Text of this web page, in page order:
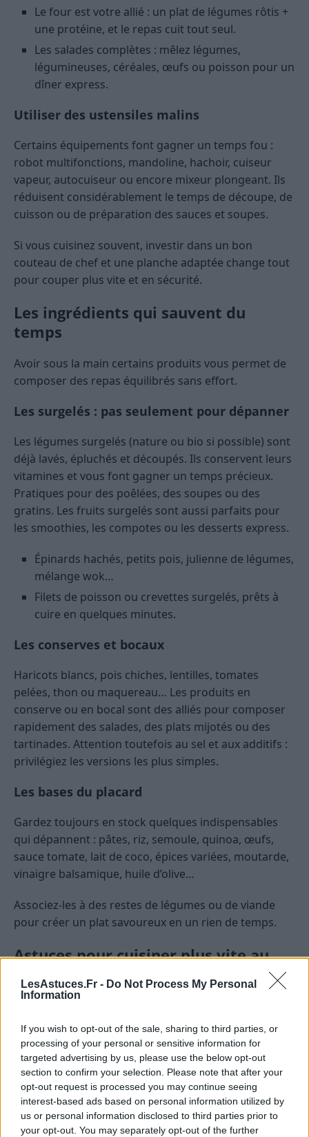
LesAstuces.Fr - Do Not Process My Personal
Information
If you wish to opt-out of the sale, sharing to third parties, or
processing of your personal or sensitive information for
targeted advertising by us, please use the below opt-out
section to confirm your selection. Please note that after your
opt-out request is processed you may continue seeing
interest-based ads based on personal information utilized by
us or personal information disclosed to third parties prior to
your opt-out. You may separately opt-out of the further
Le four est votre allié : un plat de légumes rôtis +
une protéine, et le repas cuit tout seul.
Les salades complètes : mêlez légumes,
légumineuses, céréales, œufs ou poisson pour un
dîner express.
Utiliser des ustensiles malins
Certains équipements font gagner un temps fou :
robot multifonctions, mandoline, hachoir, cuiseur
vapeur, autocuiseur ou encore mixeur plongeant. Ils
réduisent considérablement le temps de découpe, de
cuisson ou de préparation des sauces et soupes.
Si vous cuisinez souvent, investir dans un bon
couteau de chef et une planche adaptée change tout
pour couper plus vite et en sécurité.
Les ingrédients qui sauvent du
temps
Avoir sous la main certains produits vous permet de
composer des repas équilibrés sans effort.
Les surgelés : pas seulement pour dépanner
Les légumes surgelés (nature ou bio si possible) sont
déjà lavés, épluchés et découpés. Ils conservent leurs
vitamines et vous font gagner un temps précieux.
Pratiques pour des poêlées, des soupes ou des
gratins. Les fruits surgelés sont aussi parfaits pour
les smoothies, les compotes ou les desserts express.
Épinards hachés, petits pois, julienne de légumes,
mélange wok…
Filets de poisson ou crevettes surgelés, prêts à
cuire en quelques minutes.
Les conserves et bocaux
Haricots blancs, pois chiches, lentilles, tomates
pelées, thon ou maquereau… Les produits en
conserve ou en bocal sont des alliés pour composer
rapidement des salades, des plats mijotés ou des
tartinades. Attention toutefois au sel et aux additifs :
privilégiez les versions les plus simples.
Les bases du placard
Gardez toujours en stock quelques indispensables
qui dépannent : pâtes, riz, semoule, quinoa, œufs,
sauce tomate, lait de coco, épices variées, moutarde,
vinaigre balsamique, huile d’olive…
Associez-les à des restes de légumes ou de viande
pour créer un plat savoureux en un rien de temps.
Astuces pour cuisiner plus vite au
quotidien
Dès le retour des courses, profitez-en pour laver,
éplucher et couper certains légumes. Rangez-les
dans des boîtes hermétiques au réfrigérateur. Vous
gagnerez de précieuses minutes lors de la
préparation des repas, surtout en semaine.